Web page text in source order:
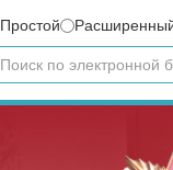
Простой